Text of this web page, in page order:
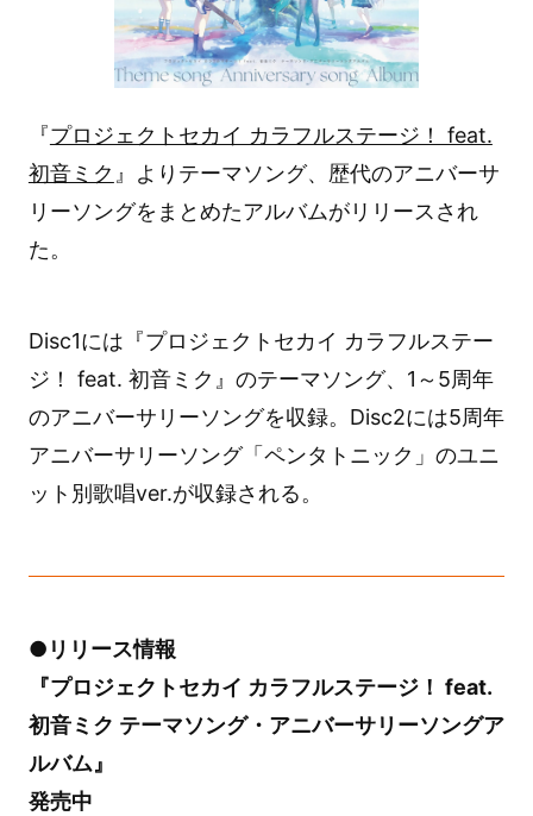
『プロジェクトセカイ カラフルステージ！ feat.
初音ミク 』よりテーマソング、歴代のアニバーサ
リーソングをまとめたアルバムがリリースされ
た。
Disc1には『プロジェクトセカイ カラフルステー
ジ！ feat. 初音ミク』のテーマソング、1～5周年
のアニバーサリーソングを収録。Disc2には5周年
アニバーサリーソング「ペンタトニック」のユニ
ット別歌唱ver.が収録される。
●リリース情報
『プロジェクトセカイ カラフルステージ！ feat.
初音ミク テーマソング・アニバーサリーソングア
ルバム』
発売中